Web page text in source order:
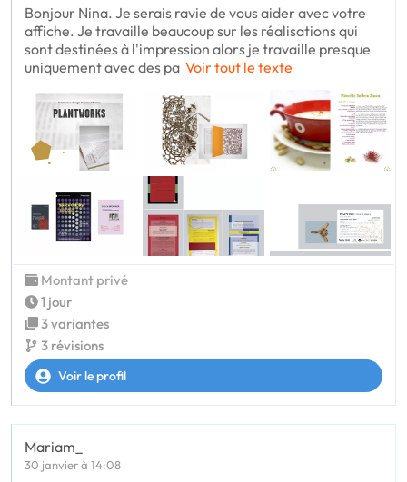
Bonjour Nina. Je serais ravie de vous aider avec votre
affiche. Je travaille beaucoup sur les réalisations qui
sont destinées à l'impression alors je travaille presque
uniquement avec des pa Voir tout le texte
Montant privé
1 jour
3 variantes
3 révisions
Voir le profil
Mariam_
30 janvier à 14:08